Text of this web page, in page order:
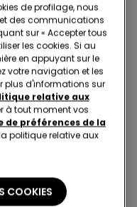
bio
de profilage, nous
des communications
sur « Accepter tous
les cookies. Si au
en appuyant sur le
votre navigation et les
plus d'informations sur
relative aux
à tout moment vos
de préférences de la
politique relative aux
COOKIES